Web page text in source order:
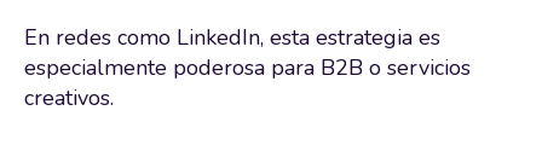
En redes como LinkedIn, esta estrategia es
especialmente poderosa para B2B o servicios
creativos.